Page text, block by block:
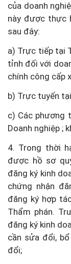
của doanh
này được thực
sau đây:
a) Trực tiếp tại
tỉnh đối với
chính công cấp
b) Trực tuyến
c) Các phương
Doanh nghiệp ;
4. Trong thời
được hồ sơ
đăng ký kinh
chứng nhận
đăng ký hợp
Thẩm phán.
đăng ký kinh
cần sửa đổi,
đổi;